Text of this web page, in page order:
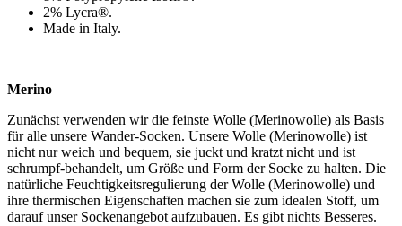
2% Lycra®.
Made in Italy.
Merino
Zunächst verwenden wir die feinste Wolle (Merinowolle) als Basis
für alle unsere Wander-Socken. Unsere Wolle (Merinowolle) ist
nicht nur weich und bequem, sie juckt und kratzt nicht und ist
schrumpf-behandelt, um Größe und Form der Socke zu halten. Die
natürliche Feuchtigkeitsregulierung der Wolle (Merinowolle) und
ihre thermischen Eigenschaften machen sie zum idealen Stoff, um
darauf unser Sockenangebot aufzubauen. Es gibt nichts Besseres.